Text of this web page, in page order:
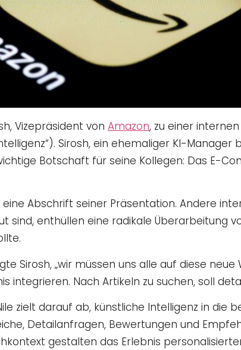
Vizepräsident von Amazon, zu einer
Sirosh, ein ehemaliger KI-Manager
Botschaft für seine Kollegen: Das E-
Abschrift seiner Präsentation. Andere
sind, enthüllen eine radikale Überarbeitung
Sirosh, „wir müssen uns alle auf diese neue
integrieren. Nach Artikeln zu suchen, soll
zielt darauf ab, künstliche Intelligenz in die
Detailanfragen, Bewertungen und
gestalten das Erlebnis